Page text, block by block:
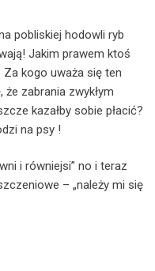
pobliskiej hodowli ryb
Jakim prawem ktoś
Za kogo uważa się ten
zabrania zwykłym
kazałby sobie płacić?
na psy !
i równiejsi” no i teraz
– „należy mi się